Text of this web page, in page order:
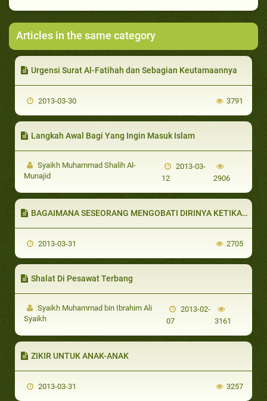
Articles in the same category
Urgensi Surat Al-Fatihah dan Sebagian Keutamaannya
2013-03-30 3791
Langkah Awal Bagi Yang Ingin Masuk Islam
Syaikh Muhammad Shalih Al-
Munajid
2013-03-
12
2906
BAGAIMANA SESEORANG MENGOBATI DIRINYA KETIKA ADA AJAKAN RIYA
2013-03-31 2705
Shalat Di Pesawat Terbang
Syaikh Muhammad bin Ibrahim Ali
Syaikh
2013-02-
07
3161
ZIKIR UNTUK ANAK-ANAK
2013-03-31 3257